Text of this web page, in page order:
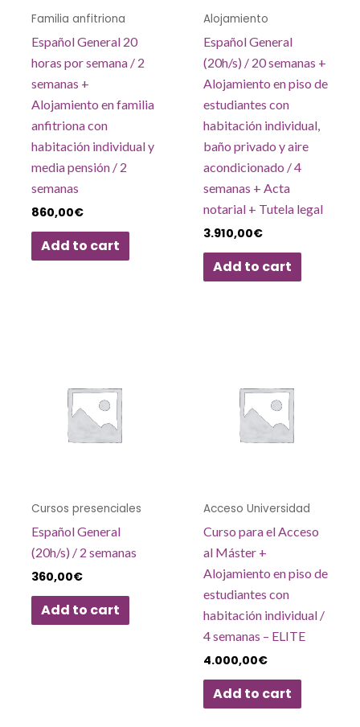
Familia anfitriona
Español General 20
horas por semana / 2
semanas +
Alojamiento en familia
anfitriona con
habitación individual y
media pensión / 2
semanas
860,00€
Add to cart
Alojamiento
Español General
(20h/s) / 20 semanas +
Alojamiento en piso de
estudiantes con
habitación individual,
baño privado y aire
acondicionado / 4
semanas + Acta
notarial + Tutela legal
3.910,00€
Add to cart
Cursos presenciales
Español General
(20h/s) / 2 semanas
360,00€
Add to cart
Acceso Universidad
Curso para el Acceso
al Máster +
Alojamiento en piso de
estudiantes con
habitación individual /
4 semanas – ELITE
4.000,00€
Add to cart